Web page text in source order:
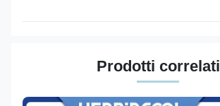
Prodotti correlati